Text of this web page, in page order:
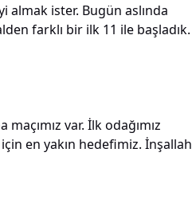
almak ister. Bugün aslında
farklı bir ilk 11 ile başladık.
var. İlk odağımız
en yakın hedefimiz. İnşallah